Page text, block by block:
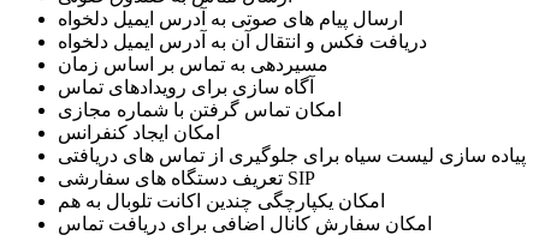
ارسال پیام های صوتی به آدرس ایمیل دلخواه
دریافت فکس و انتقال آن به آدرس ایمیل دلخواه
مسیردهی به تماس بر اساس زمان
آگاه سازی برای رویدادهای تماس
امکان تماس گرفتن با شماره مجازی
امکان ایجاد کنفرانس
پیاده سازی لیست سیاه برای جلوگیری از تماس های دریافتی
تعریف دستگاه های سفارشی SIP
امکان یکپارچگی چندین اکانت تلوبال به هم
امکان سفارش کانال اضافی برای دریافت تماس